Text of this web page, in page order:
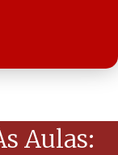
Aulas: